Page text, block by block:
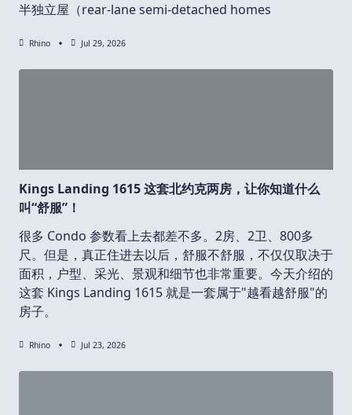
半独立屋（rear-lane semi-detached homes
Rhino Jul 29, 2026
Kings Landing 1615 这套北约克两房，让你知道什么
叫“舒服”！
很多 Condo 参数看上去都差不多。2房、2卫、800多
尺。但是，真正住进去以后，舒服不舒服，不仅仅取决于
面积，户型、采光、景观和细节也非常重要。今天介绍的
这套 Kings Landing 1615 就是一套属于"越看越舒服"的
房子。
Rhino Jul 23, 2026